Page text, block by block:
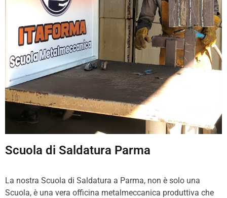
Scuola di Saldatura Parma
La nostra Scuola di Saldatura a Parma, non è solo una
Scuola, è una vera officina metalmeccanica produttiva che